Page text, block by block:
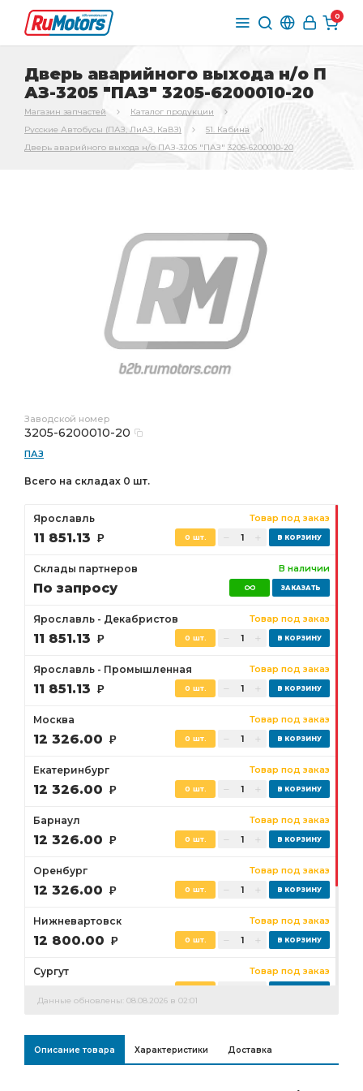
0
Дверь аварийного выхода н/о П
АЗ-3205 "ПАЗ" 3205-6200010-20
Магазин запчастей
Каталог продукции
Русские Автобусы (ПАЗ, ЛиАЗ, КаВЗ)
51. Кабина
Дверь аварийного выхода н/о ПАЗ-3205 "ПАЗ" 3205-6200010-20
Заводской номер
3205-6200010-20
ПАЗ
Всего на складах 0 шт.
Ярославль Товар под заказ
11 851.13 Р 0 шт.
Склады партнеров В наличии
По запросу
Ярославль - Декабристов Товар под заказ
11 851.13 Р 0 шт.
Ярославль - Промышленная Товар под заказ
11 851.13 Р 0 шт.
Москва Товар под заказ
12 326.00 Р 0 шт.
Екатеринбург Товар под заказ
12 326.00 Р 0 шт.
Барнаул Товар под заказ
12 326.00 Р 0 шт.
Оренбург Товар под заказ
12 326.00 Р 0 шт.
Нижневартовск Товар под заказ
12 800.00 Р 0 шт.
Сургут Товар под заказ
Данные обновлены: 08.08.2026 в 02:01
Описание товара Характеристики Доставка